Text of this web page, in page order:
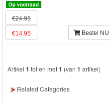
Op voorraad
€24.95
€14.95 Bestel NU
Artikel1 tot en met1 (van1 artikel)
Related Categories